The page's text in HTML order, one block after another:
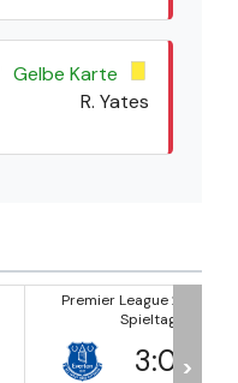
Gelbe Karte
R. Yates
Premier League 2023/
Spieltag 8
3:1 >